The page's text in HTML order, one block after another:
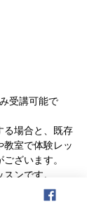
受講可能で
る場合と、既存
室で体験レッ
ざいます。
ンです。
レッスン、ベ
ップする為の